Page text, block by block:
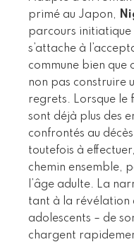
primé au Japon,
parcours initiatique
s’attache à
commune bien
non pas construire
regrets. Lorsque le
sont déjà plus des
confrontés au
toutefois à
chemin ensemble,
l’âge adulte. La
tant à la révélation
adolescents – de
chargent